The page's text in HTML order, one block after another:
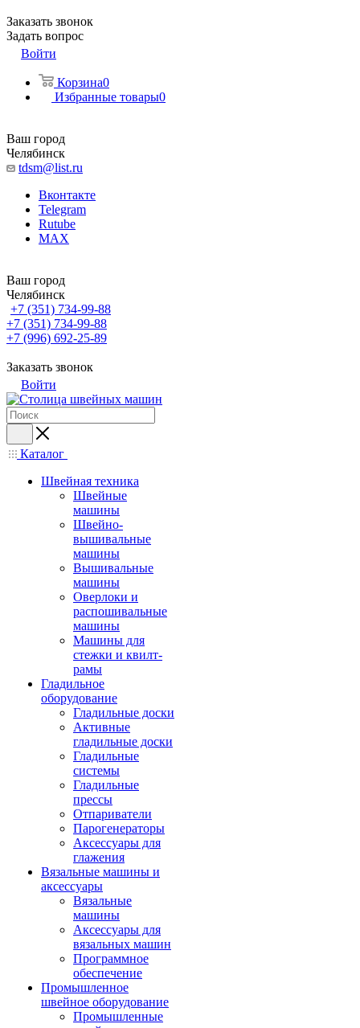
Заказать звонок
Задать вопрос
Войти
Корзина0
Избранные товары0
Ваш город
Челябинск
tdsm@list.ru
Вконтакте
Telegram
Rutube
MAX
Ваш город
Челябинск
+7 (351) 734-99-88
+7 (351) 734-99-88
+7 (996) 692-25-89
Заказать звонок
Войти
Каталог
Швейная техника
Швейные
машины
Швейно-
вышивальные
машины
Вышивальные
машины
Оверлоки и
распошивальные
машины
Машины для
стежки и квилт-
рамы
Гладильное
оборудование
Гладильные доски
Активные
гладильные доски
Гладильные
системы
Гладильные
прессы
Отпариватели
Парогенераторы
Аксессуары для
глажения
Вязальные машины и
аксессуары
Вязальные
машины
Аксессуары для
вязальных машин
Программное
обеспечение
Промышленное
швейное оборудование
Промышленные